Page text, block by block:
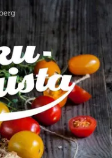
ja juhlaan. Kolmen
suolaista, joten
syötävät
nopealla
rennoissa
juhlissa
viikonlopun leffaillassa